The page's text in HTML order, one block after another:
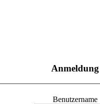
Anmeldung
Benutzername